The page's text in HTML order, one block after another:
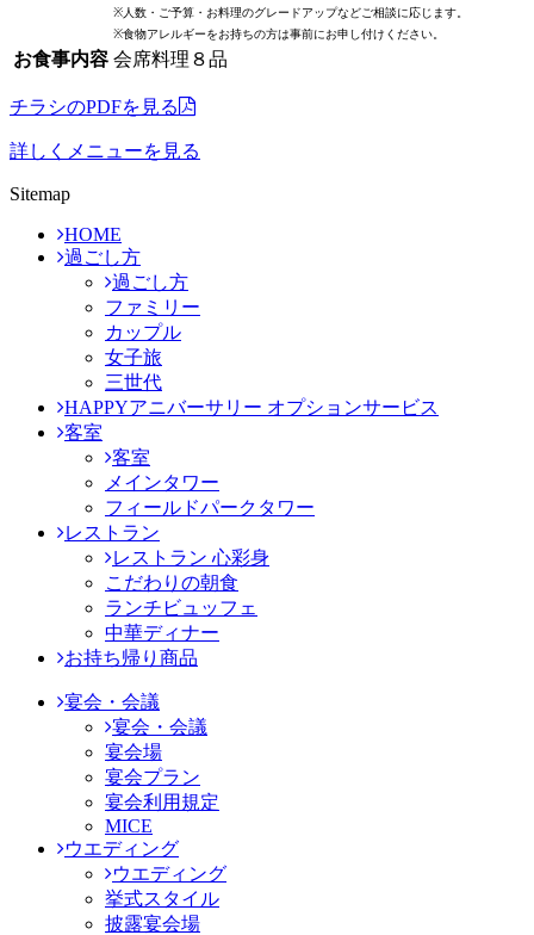
※人数・ご予算・お料理のグレードアップなどご相談に応じます。
※食物アレルギーをお持ちの方は事前にお申し付けください。
お食事内容 会席料理８品
チラシのPDFを見る
詳しくメニューを見る
Sitemap
HOME
過ごし方
過ごし方
ファミリー
カップル
女子旅
三世代
HAPPYアニバーサリー オプションサービス
客室
客室
メインタワー
フィールドパークタワー
レストラン
レストラン 心彩身
こだわりの朝食
ランチビュッフェ
中華ディナー
お持ち帰り商品
宴会・会議
宴会・会議
宴会場
宴会プラン
宴会利用規定
MICE
ウエディング
ウエディング
挙式スタイル
披露宴会場